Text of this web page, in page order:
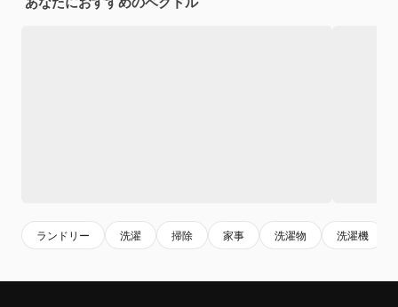
ランドリー 洗濯 掃除 家事 洗濯物 洗濯機